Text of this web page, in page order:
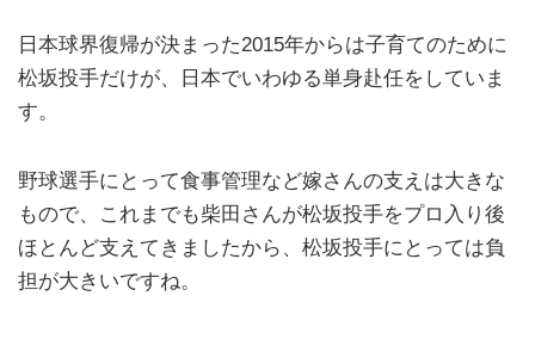
日本球界復帰が決まった2015年からは子育てのために
松坂投手だけが、日本でいわゆる単身赴任をしていま
す。
野球選手にとって食事管理など嫁さんの支えは大きな
もので、これまでも柴田さんが松坂投手をプロ入り後
ほとんど支えてきましたから、松坂投手にとっては負
担が大きいですね。